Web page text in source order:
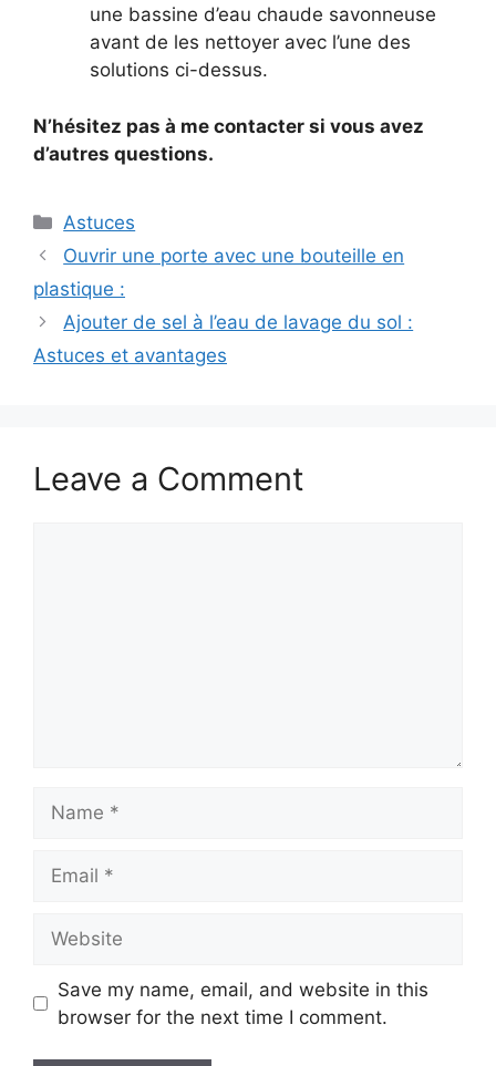
une bassine d’eau chaude savonneuse
avant de les nettoyer avec l’une des
solutions ci-dessus.
N’hésitez pas à me contacter si vous avez
d’autres questions.
Categories
Astuces
Ouvrir une porte avec une bouteille en
plastique :
Ajouter de sel à l’eau de lavage du sol :
Astuces et avantages
Leave a Comment
Save my name, email, and website in this
browser for the next time I comment.